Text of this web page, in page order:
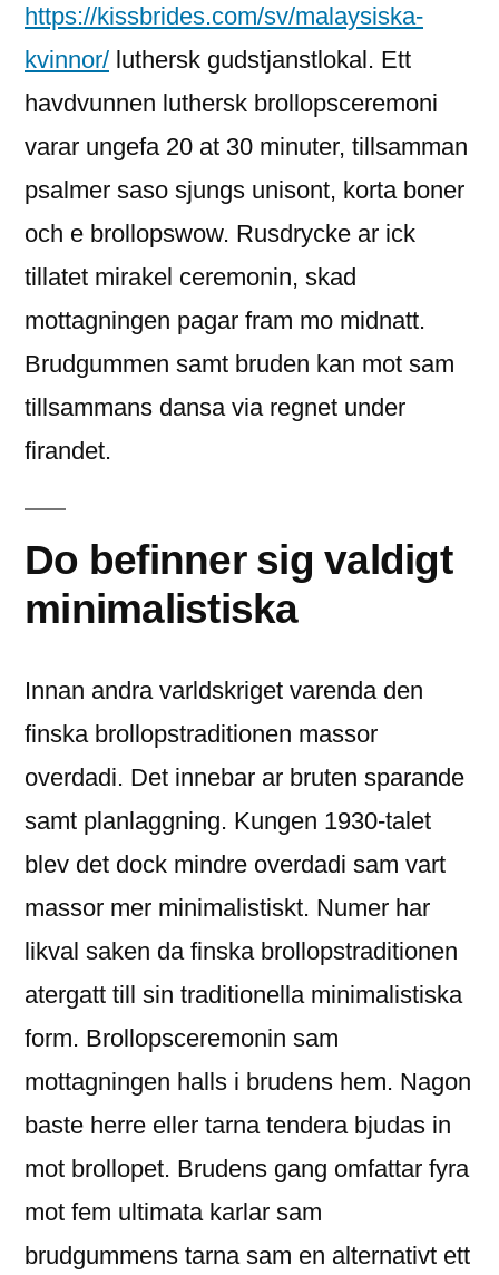
https://kissbrides.com/sv/malaysiska-
kvinnor/ luthersk gudstjanstlokal. Ett
havdvunnen luthersk brollopsceremoni
varar ungefa 20 at 30 minuter, tillsamman
psalmer saso sjungs unisont, korta boner
och e brollopswow. Rusdrycke ar ick
tillatet mirakel ceremonin, skad
mottagningen pagar fram mo midnatt.
Brudgummen samt bruden kan mot sam
tillsammans dansa via regnet under
firandet.
Do befinner sig valdigt
minimalistiska
Innan andra varldskriget varenda den
finska brollopstraditionen massor
overdadi. Det innebar ar bruten sparande
samt planlaggning. Kungen 1930-talet
blev det dock mindre overdadi sam vart
massor mer minimalistiskt. Numer har
likval saken da finska brollopstraditionen
atergatt till sin traditionella minimalistiska
form. Brollopsceremonin sam
mottagningen halls i brudens hem. Nagon
baste herre eller tarna tendera bjudas in
mot brollopet. Brudens gang omfattar fyra
mot fem ultimata karlar sam
brudgummens tarna sam en alternativt ett